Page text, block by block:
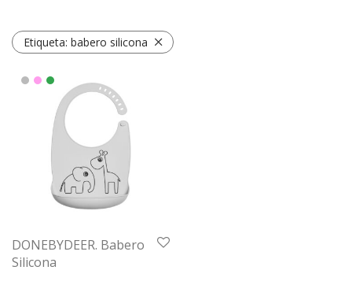
Etiqueta: babero silicona
DONEBYDEER. Babero
Silicona